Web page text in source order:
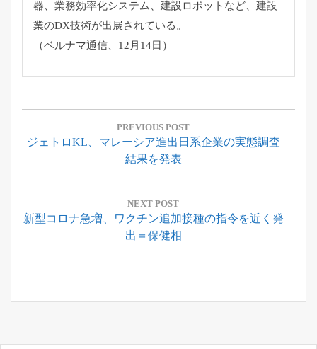
器、業務効率化システム、建設ロボットなど、建設
業のDX技術が出展されている。
（ベルナマ通信、12月14日）
投
ナ
シ
ン
PREVIOUS POST
Previous
ジェトロKL、マレーシア進出日系企業の実態調査
結果を発表
NEXT POST
Next
新型コロナ急増、ワクチン追加接種の指令を近く発
出＝保健相